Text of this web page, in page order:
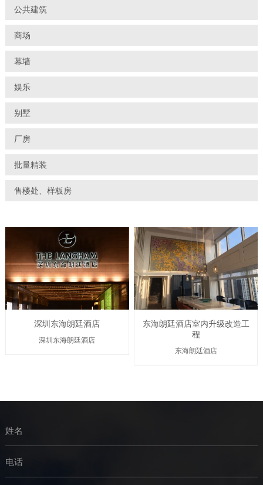
公共建筑
商场
幕墙
娱乐
别墅
厂房
批量精装
售楼处、样板房
深圳东海朗廷酒店
深圳东海朗廷酒店
东海朗廷酒店室内升级改造工
程
东海朗廷酒店